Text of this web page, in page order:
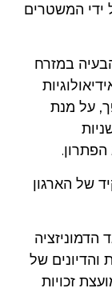
ידי המשטרים
במזרח
על מנת
של הארגון
של
זכויות